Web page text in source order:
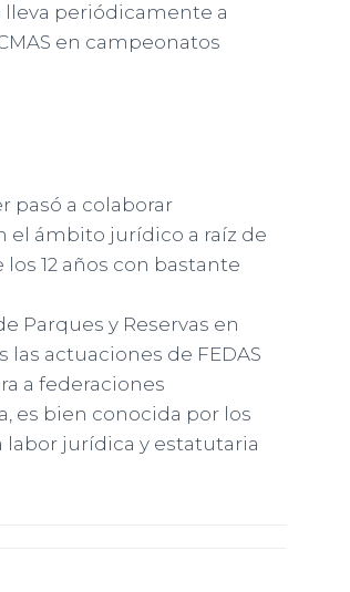
lleva periódicamente a
en campeonatos
pasó a colaborar
el ámbito jurídico a raíz de
12 años con bastante
Parques y Reservas en
actuaciones de FEDAS
a federaciones
es bien conocida por los
jurídica y estatutaria